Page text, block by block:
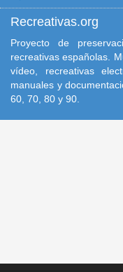
Recreativas.org
Proyecto de
recreativas españolas.
vídeo, recreativas
manuales y
60, 70, 80 y 90.